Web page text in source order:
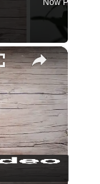
Now Playing
×